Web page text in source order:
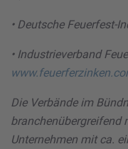
• Deutsche Feuerfest-
• Industrieverband
Die Verbände im
branchenübergreifend
Unternehmen mit ca.